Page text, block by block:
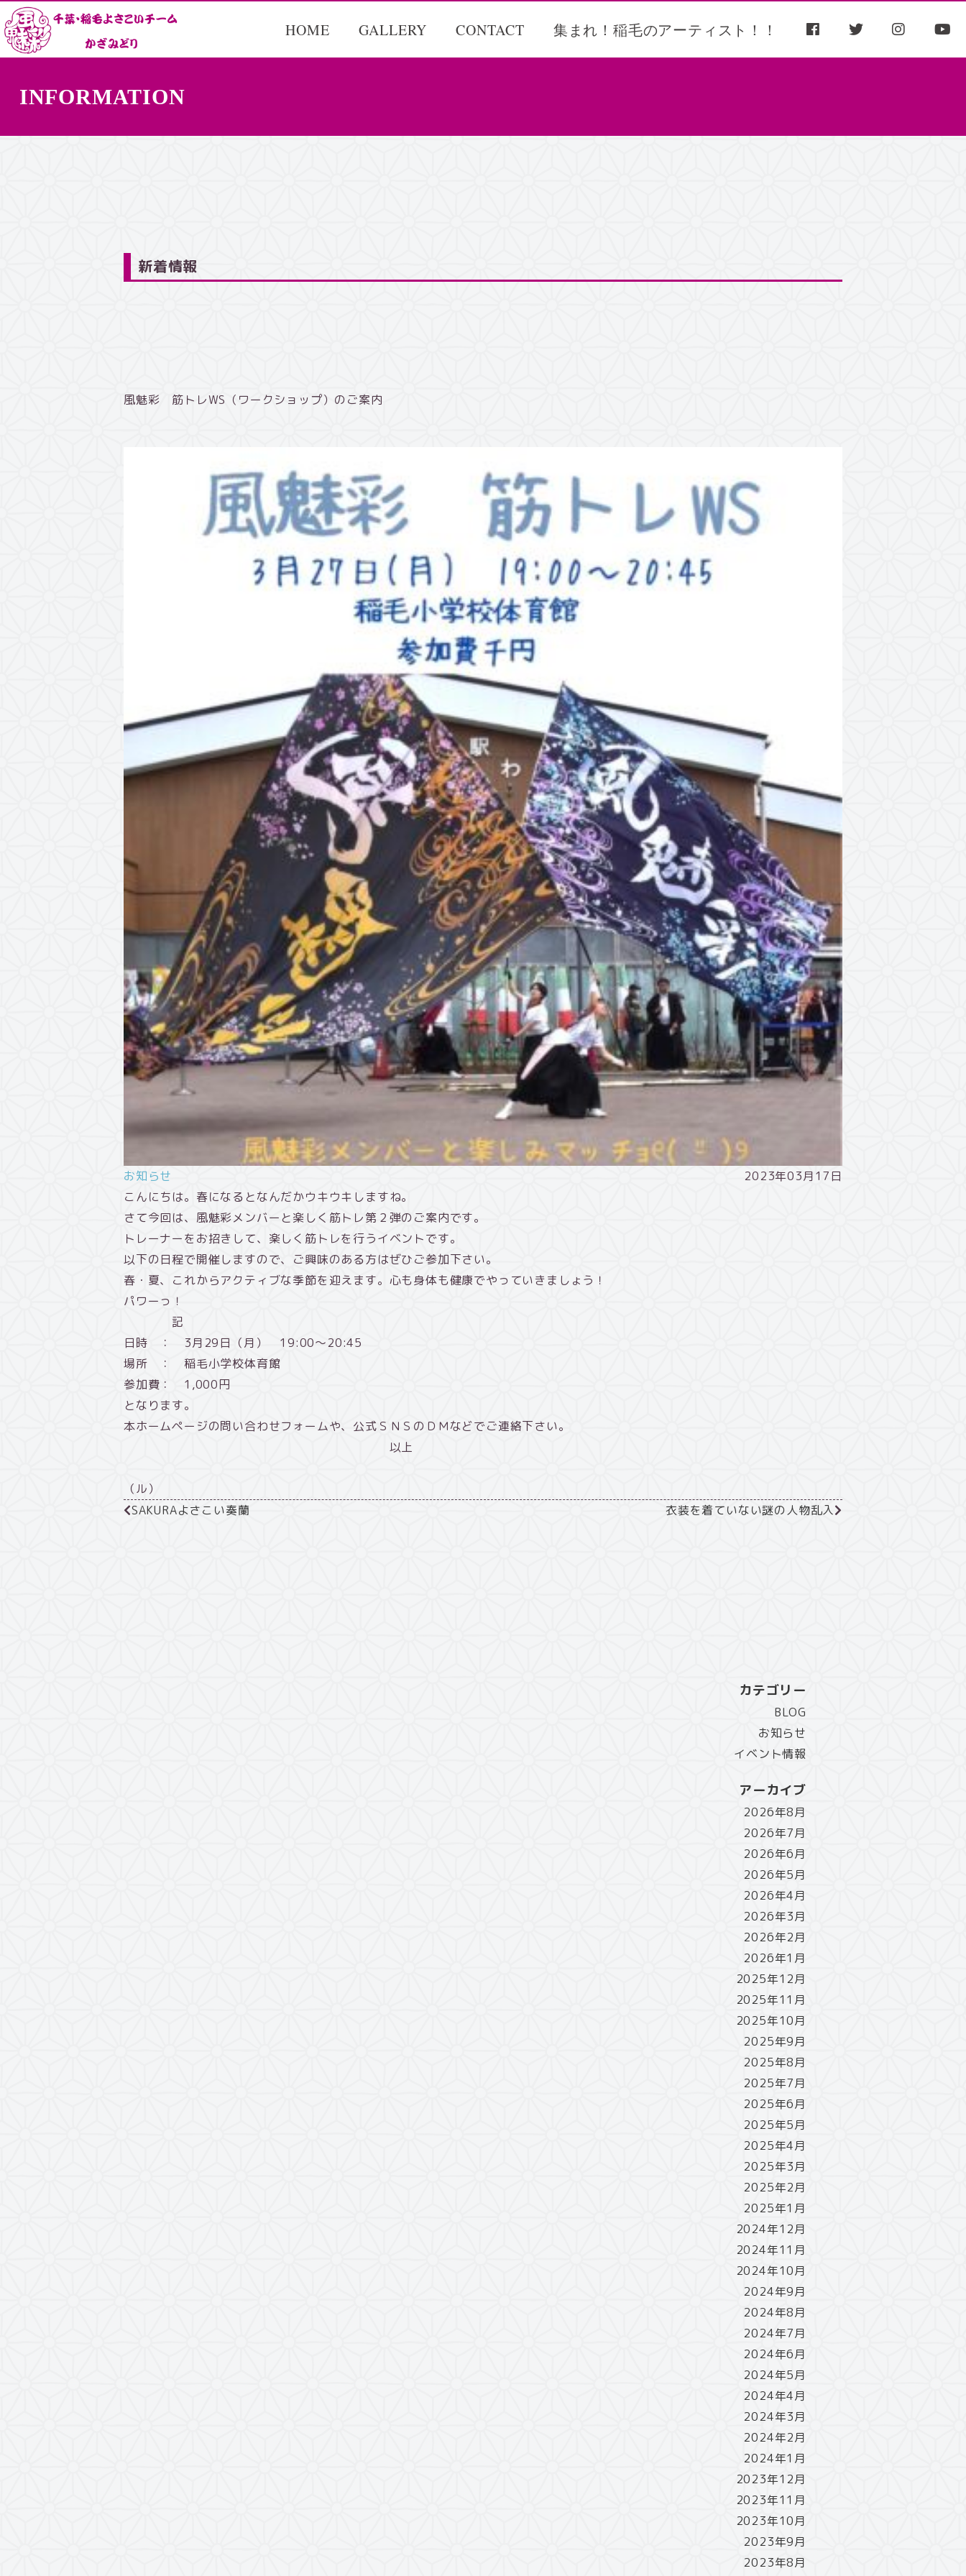
HOME GALLERY CONTACT 集まれ！稲毛のアーティスト！！
INFORMATION
新着情報
風魅彩 筋トレWS（ワークショップ）のご案内
お知らせ
2023年03月17日
こんにちは。春になるとなんだかウキウキしますね。
さて今回は、風魅彩メンバーと楽しく筋トレ第２弾のご案内です。
トレーナーをお招きして、楽しく筋トレを行うイベントです。
以下の日程で開催しますので、ご興味のある方はぜひご参加下さい。
春・夏、これからアクティブな季節を迎えます。心も身体も健康でやっていきましょう！
パワーっ！
記
日時 ： 3月29日（月） 19:00～20:45
場所 ： 稲毛小学校体育館
参加費： 1,000円
となります。
本ホームページの問い合わせフォームや、公式ＳＮＳのＤＭなどでご連絡下さい。
以上
（ル）
SAKURAよさこい奏蘭
衣装を着ていない謎の人物乱入
カテゴリー
BLOG
お知らせ
イベント情報
アーカイブ
2026年8月
2026年7月
2026年6月
2026年5月
2026年4月
2026年3月
2026年2月
2026年1月
2025年12月
2025年11月
2025年10月
2025年9月
2025年8月
2025年7月
2025年6月
2025年5月
2025年4月
2025年3月
2025年2月
2025年1月
2024年12月
2024年11月
2024年10月
2024年9月
2024年8月
2024年7月
2024年6月
2024年5月
2024年4月
2024年3月
2024年2月
2024年1月
2023年12月
2023年11月
2023年10月
2023年9月
2023年8月